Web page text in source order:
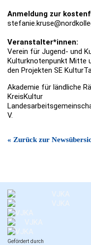
Anmeldung zur
Veranstalter*innen:
Verein für Jugend- und
Kulturknotenpunkt Mitte
den Projekten SE
Akademie für ländliche
KreisKultur
V.
« Zurück zur
Gefördert durch